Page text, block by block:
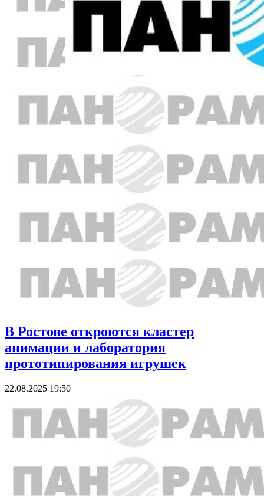
В Ростове откроются кластер
анимации и лаборатория
прототипирования игрушек
22.08.2025 19:50